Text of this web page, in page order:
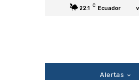
22.1 C Ecuador
Alertas